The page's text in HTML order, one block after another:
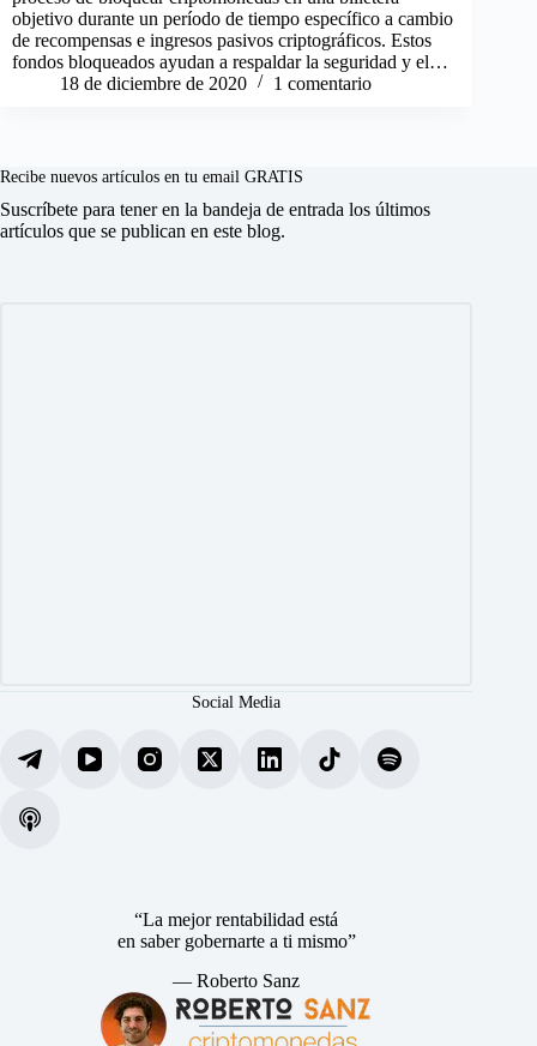
objetivo durante un período de tiempo específico a cambio
de recompensas e ingresos pasivos criptográficos. Estos
fondos bloqueados ayudan a respaldar la seguridad y el…
18 de diciembre de 2020
1 comentario
Recibe nuevos artículos en tu email GRATIS
Suscríbete para tener en la bandeja de entrada los últimos
artículos que se publican en este blog.
Social Media
“La mejor rentabilidad está
en saber gobernarte a ti mismo”
— Roberto Sanz